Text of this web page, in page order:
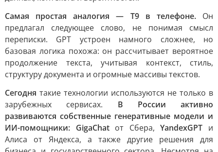
Самая простая аналогия — T9 в телефоне.Он
предлагал следующее слово, не понимая смысл
переписки. GPT устроен намного сложнее, но
базовая логика похожа: он рассчитывает вероятное
продолжение текста, учитывая контекст, стиль,
структуру документа и огромные массивы текстов.
Сегодня такие технологии используются не только в
зарубежных сервисах. В России активно
развиваются собственные генеративные модели и
ИИ-помощники: GigaChatот Сбера,YandexGPT и
Алиса от Яндекса, а также другие решения для